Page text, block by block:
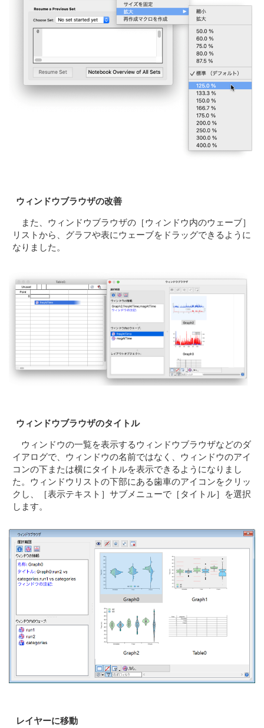
ウィンドウブラウザの改善
また、ウィンドウブラウザの［ウィンドウ内のウェーブ］
リストから、グラフや表にウェーブをドラッグできるように
なりました。
ウィンドウブラウザのタイトル
ウィンドウの一覧を表示するウィンドウブラウザなどのダ
イアログで、ウィンドウの名前ではなく、ウィンドウのアイ
コンの下または横にタイトルを表示できるようになりまし
た。ウィンドウリストの下部にある歯車のアイコンをクリッ
クし、［表示テキスト］サブメニューで［タイトル］を選択
します。
レイヤーに移動